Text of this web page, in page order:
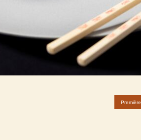
Première